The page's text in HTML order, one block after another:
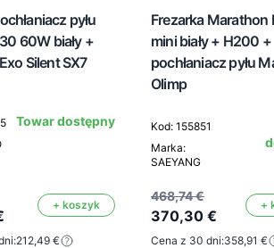
pyłu
60W biały +
Silent SX7
Towar dostępny
+ koszyk
212,49 €
Frezarka Marathon
mini biały + H200 +
pochłaniacz pyłu
Olimp
Kod: 155851
Marka:
SAEYANG
468,74 €
370,30 €
+
Cena z 30 dni:358,91 €